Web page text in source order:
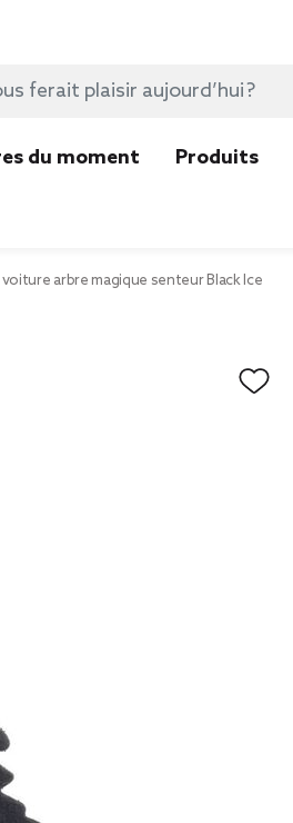
du moment Produits
arbre magique senteur Black Ice